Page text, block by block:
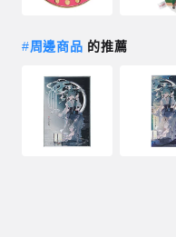
#周邊商品 的推薦